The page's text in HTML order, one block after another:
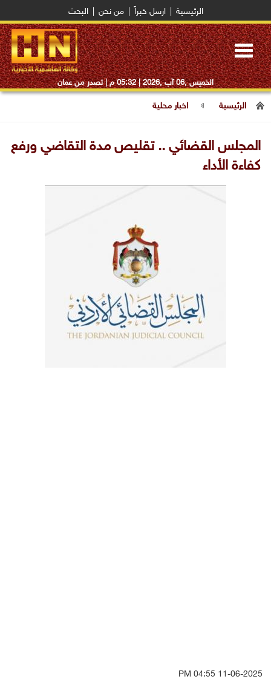
الرئيسية ارسل خبراً من نحن البحث
Toggle
navigation
الخميس ,06 آب ,2026 | 05:32 م | تصدر من عمان
الرئيسية اخبار محلية
المجلس القضائي .. تقليص مدة التقاضي ورفع
كفاءة الأداء
11-06-2025 04:55 PM